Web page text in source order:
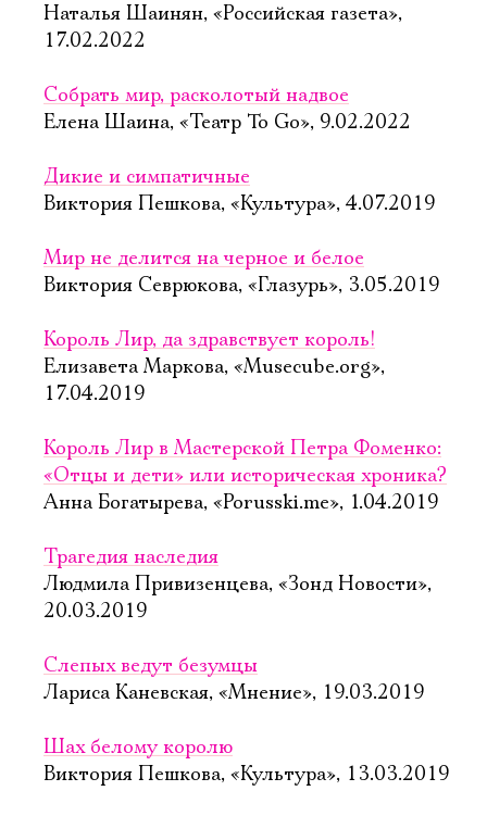
Наталья Шаинян, «Российская газета»,
17.02.2022
Собрать мир, расколотый надвое
Елена Шаина, «Театр To Go», 9.02.2022
Дикие и симпатичные
Виктория Пешкова, «Культура», 4.07.2019
Мир не делится на черное и белое
Виктория Севрюкова, «Глазурь», 3.05.2019
Король Лир, да здравствует король!
Елизавета Маркова, «Musecube.org»,
17.04.2019
Король Лир в Мастерской Петра Фоменко:
«Отцы и дети» или историческая хроника?
Анна Богатырева, «Porusski.me», 1.04.2019
Трагедия наследия
Людмила Привизенцева, «Зонд Новости»,
20.03.2019
Слепых ведут безумцы
Лариса Каневская, «Мнение», 19.03.2019
Шах белому королю
Виктория Пешкова, «Культура», 13.03.2019